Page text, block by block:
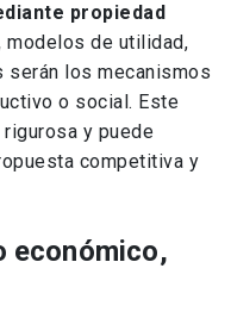
propiedad
modelos de utilidad,
serán los mecanismos
o social. Este
y puede
competitiva y
económico,